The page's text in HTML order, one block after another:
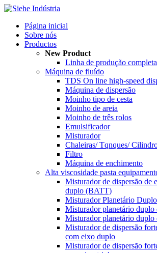
Página inicial
Sobre nós
Productos
New Product
Linha de produção
Máquina de fluído
TDS On line high-speed
Máquina de dispersão
Moinho tipo de cesta
Moinho de areia
Moinho de três rolos
Emulsificador
Misturador
Chaleiras/ Tqnques/
Filtro
Máquina de enchimento
Alta viscosidade pasta
Misturador de dispersão de
duplo (BATT)
Misturador Planetário
Misturador planetário duplo
Misturador planetário duplo
Misturador de dispersão
com eixo duplo
Misturador de dispersão